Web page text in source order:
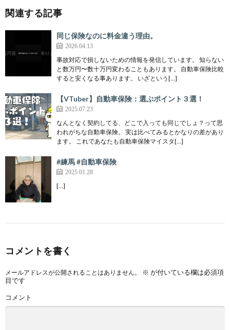
関連する記事
同じ保険なのに料金違う理由。
2026.04.13
事故対応で損しないための情報を発信しています。 知らない
と数万円〜数十万円変わることもあります。 自動車保険比較
すると安くなる事あります。 いざという[…]
【VTuber】自動車保険：選ぶポイント３選！
2025.07.23
なんとなく契約してる、どこで入っても同じでしょ？って思
われがちな自動車保険。 実は比べてみるとかなりの差があり
ます。 これであなたも自動車保険マイスタ[…]
#練馬 #自動車保険
2025.01.28
[…]
コメントを書く
メールアドレスが公開されることはありません。 ※ が付いている欄は必須項
目です
コメント